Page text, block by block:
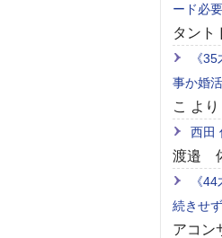
ード必要
タント
《
事か婚
こ より
西田
渡邉
《
続きせ
アコン